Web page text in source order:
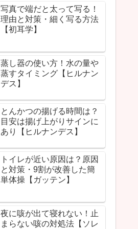
写真で端だと太って写る！
理由と対策・細く写る方法
【初耳学】
蒸し器の使い方！水の量や
蒸すタイミング【ヒルナン
デス】
とんかつの揚げる時間は？
目安は揚げ上がりサインに
あり【ヒルナンデス】
トイレが近い原因は？原因
と対策・9割が改善した簡
単体操【ガッテン】
夜に咳が出て寝れない！止
まらない咳の対処法【ソレ